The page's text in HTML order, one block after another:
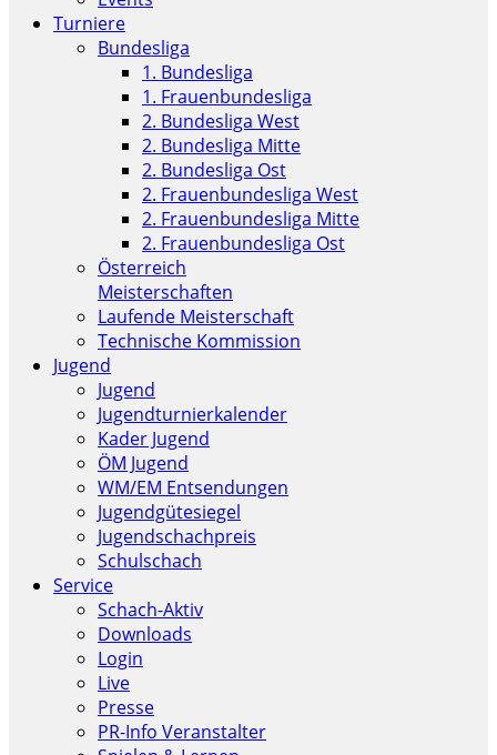
Turniere
Bundesliga
1. Bundesliga
1. Frauenbundesliga
2. Bundesliga West
2. Bundesliga Mitte
2. Bundesliga Ost
2. Frauenbundesliga West
2. Frauenbundesliga Mitte
2. Frauenbundesliga Ost
Österreich
Meisterschaften
Laufende Meisterschaft
Technische Kommission
Jugend
Jugend
Jugendturnierkalender
Kader Jugend
ÖM Jugend
WM/EM Entsendungen
Jugendgütesiegel
Jugendschachpreis
Schulschach
Service
Schach-Aktiv
Downloads
Login
Live
Presse
PR-Info Veranstalter